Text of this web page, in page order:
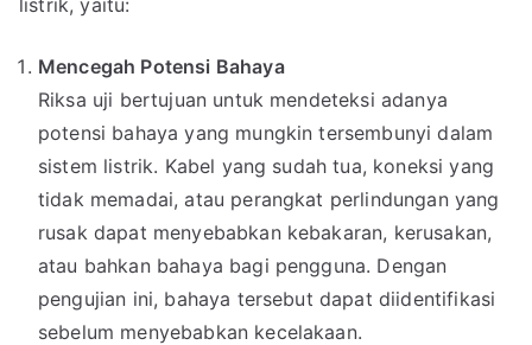
Mencegah Potensi Bahaya
Riksa uji bertujuan untuk mendeteksi adanya
potensi bahaya yang mungkin tersembunyi dalam
sistem listrik. Kabel yang sudah tua, koneksi yang
tidak memadai, atau perangkat perlindungan yang
rusak dapat menyebabkan kebakaran, kerusakan,
atau bahkan bahaya bagi pengguna. Dengan
pengujian ini, bahaya tersebut dapat diidentifikasi
sebelum menyebabkan kecelakaan.